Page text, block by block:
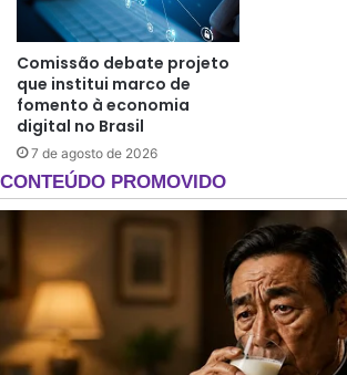
Comissão debate projeto
que institui marco de
fomento à economia
digital no Brasil
7 de agosto de 2026